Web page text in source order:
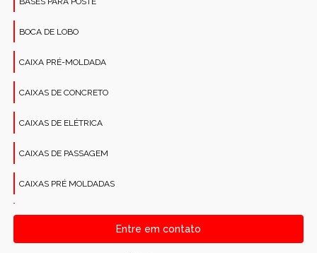
BOCA DE LOBO
CAIXA PRÉ-MOLDADA
CAIXAS DE CONCRETO
CAIXAS DE ELÉTRICA
CAIXAS DE PASSAGEM
CAIXAS PRÉ MOLDADAS
CANALETAS PRÉ-MOLDADAS RETANGULARES
CONCRETO PARA CONSTRUÇÕES
Entre em contato